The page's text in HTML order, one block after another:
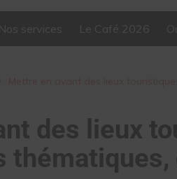
Nos services Le Café 2026
des lieux